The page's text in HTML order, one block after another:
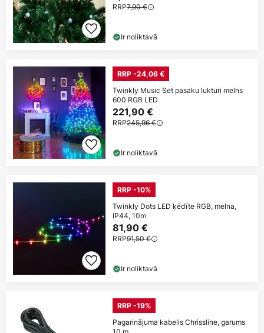
RRP7,90 €
Ir noliktavā
RRP -24,06 €
Twinkly Music Set pasaku lukturi melns
600 RGB LED
221,90 €
RRP245,96 €
Ir noliktavā
RRP -10%
Twinkly Dots LED ķēdīte RGB, melna,
IP44, 10m
81,90 €
RRP91,50 €
Ir noliktavā
RRP -19%
Pagarinājuma kabelis Chrissline, garums